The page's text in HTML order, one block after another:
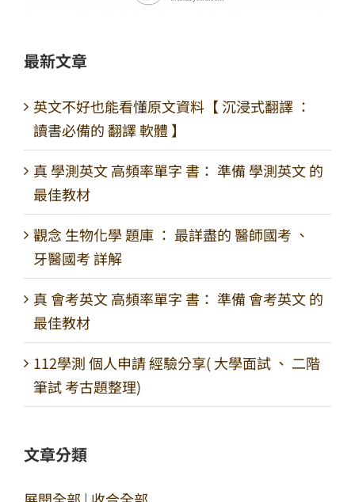
最新文章
英文不好也能看懂原文資料【 沉浸式翻譯 ：
讀書必備的 翻譯 軟體 】
真 學測英文 高頻率單字 書： 準備 學測英文 的
最佳教材
觀念 生物化學 題庫 ： 最詳盡的 醫師國考 、
牙醫國考 詳解
真 會考英文 高頻率單字 書： 準備 會考英文 的
最佳教材
112學測 個人申請 經驗分享( 大學面試 、 二階
筆試 考古題整理)
文章分類